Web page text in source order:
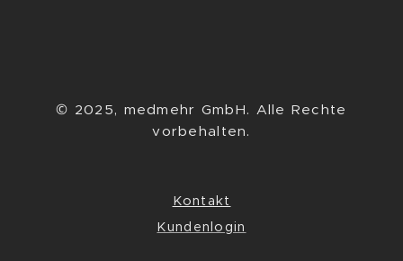
© 2025, medmehr GmbH. Alle Rechte
vorbehalten.
Kontakt
Kundenlogin